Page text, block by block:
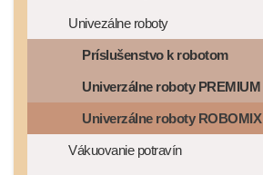
Univezálne roboty
Príslušenstvo k robotom
Univerzálne roboty PREMIUM
Univerzálne roboty ROBOMIX
Vákuovanie potravín